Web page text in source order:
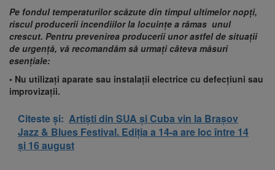
Pe fondul temperaturilor scăzute din timpul ultimelor nopți,
riscul producerii incendiilor la locuințe a rămas unul
crescut. Pentru prevenirea producerii unor astfel de situații
de urgență, vă recomandăm să urmați câteva măsuri
esențiale:
• Nu utilizați aparate sau instalații electrice cu defecțiuni sau
improvizații.
Citeste și: Artiști din SUA și Cuba vin la Brașov
Jazz & Blues Festival. Ediția a 14-a are loc între 14
și 16 august